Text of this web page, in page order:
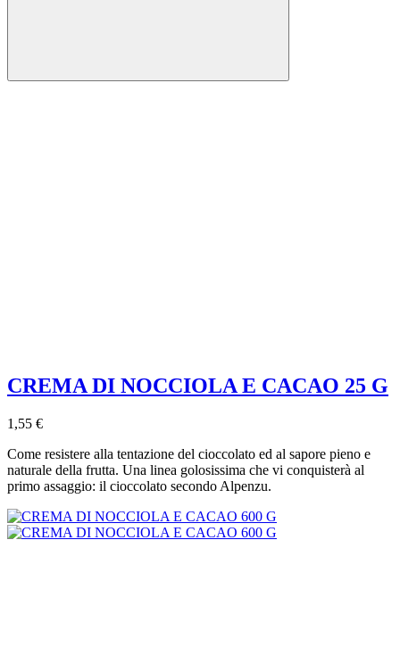
CREMA DI NOCCIOLA E CACAO 25 G
1,55 €
Come resistere alla tentazione del cioccolato ed al sapore pieno e
naturale della frutta. Una linea golosissima che vi conquisterà al
primo assaggio: il cioccolato secondo Alpenzu.